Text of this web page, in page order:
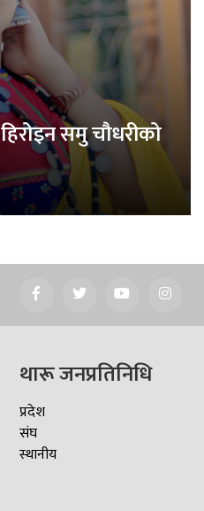
समु चौधरीको
थारू जनप्रतिनिधि
प्रदेश
संघ
स्थानीय